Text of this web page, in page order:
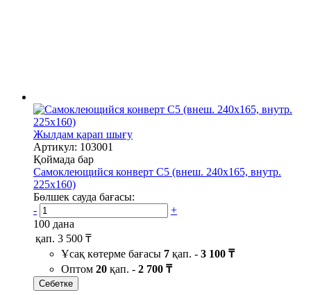
Жылдам қарап шығу
Артикул: 103001
Қоймада бар
Самоклеющийся конверт С5 (внеш. 240х165, внутр.
225х160)
Бөлшек сауда бағасы:
-
+
100 дана
қап. 3 500 ₸
Ұсақ көтерме бағасы 7 қап. - 3 100 ₸
Оптом 20 қап. - 2 700 ₸
Себетке